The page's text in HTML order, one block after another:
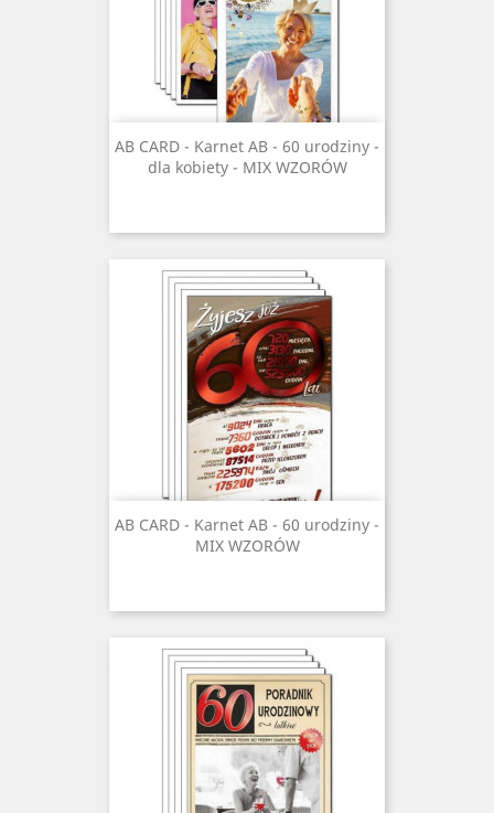
AB CARD - Karnet AB - 60 urodziny -
dla kobiety - MIX WZORÓW
AB CARD - Karnet AB - 60 urodziny -
MIX WZORÓW